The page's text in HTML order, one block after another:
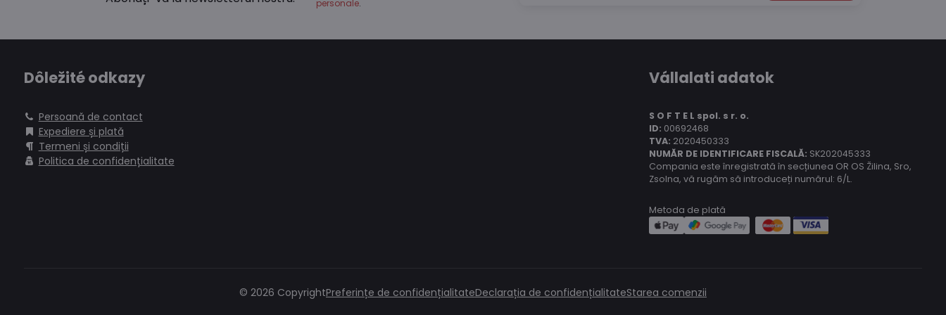
personale.
Dôležité odkazy
Persoană de contact
Expediere și plată
Termeni și condiții
Politica de confidențialitate
Vállalati adatok
S O F T E L spol. s r. o.
ID: 00692468
TVA: 2020450333
NUMĂR DE IDENTIFICARE FISCALĂ: SK202045333
Compania este înregistrată în secțiunea OR OS Žilina, Sro,
Zsolna, vă rugăm să introduceți numărul: 6/L.
Metoda de plată
© 2026 CopyrightPreferințe de confidențialitateDeclarația de confidențialitateStarea comenzii